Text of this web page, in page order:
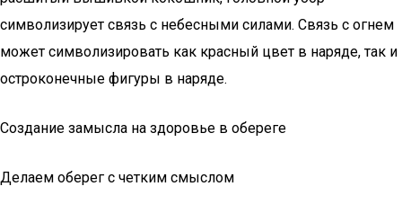
символизирует связь с небесными силами. Связь с огнем
может символизировать как красный цвет в наряде, так и
остроконечные фигуры в наряде.
Создание замысла на здоровье в обереге
Делаем оберег с четким смыслом